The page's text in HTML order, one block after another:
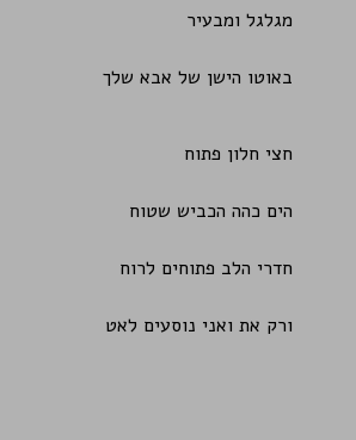
מגלגל ומבעיר
באוטו הישן של אבא שלך
חצי חלון פתוח
הים כהה הכביש שטוח
חדרי הלב פתוחים לרוח
ורק את ואני נוסעים לאט